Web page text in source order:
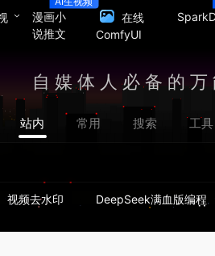
漫画小
说推文
在线
ComfyUI
自媒体人必备的
站内 常用 搜索 工具
视频去水印 DeepSeek满血版编程